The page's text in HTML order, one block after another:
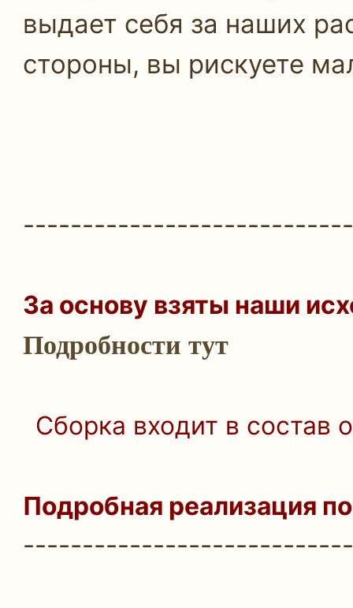
выдает себя за наших
стороны, вы рискуете
За основу взяты наши
Подробности тут
Сборка входит в состав
Подробная реализация